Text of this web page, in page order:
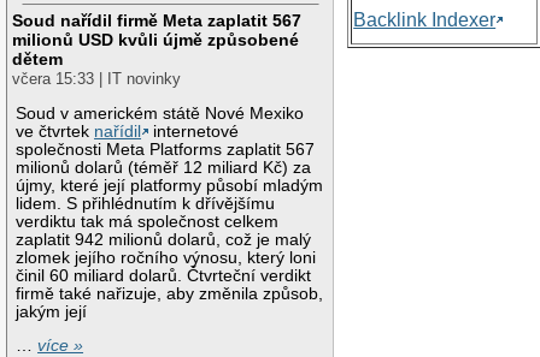
Soud nařídil firmě Meta zaplatit 567
milionů USD kvůli újmě způsobené
dětem
včera 15:33 | IT novinky
Soud v americkém státě Nové Mexiko
ve čtvrtek nařídil
internetové
společnosti Meta Platforms zaplatit 567
milionů dolarů (téměř 12 miliard Kč) za
újmy, které její platformy působí mladým
lidem. S přihlédnutím k dřívějšímu
verdiktu tak má společnost celkem
zaplatit 942 milionů dolarů, což je malý
zlomek jejího ročního výnosu, který loni
činil 60 miliard dolarů. Čtvrteční verdikt
firmě také nařizuje, aby změnila způsob,
jakým její
…více »
Backlink Indexer